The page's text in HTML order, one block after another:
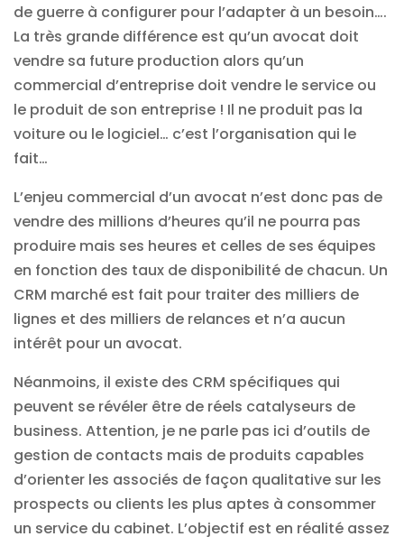
de guerre à configurer pour l’adapter à un besoin….
La très grande différence est qu’un avocat doit
vendre sa future production alors qu’un
commercial d’entreprise doit vendre le service ou
le produit de son entreprise ! Il ne produit pas la
voiture ou le logiciel… c’est l’organisation qui le
fait…
L’enjeu commercial d’un avocat n’est donc pas de
vendre des millions d’heures qu’il ne pourra pas
produire mais ses heures et celles de ses équipes
en fonction des taux de disponibilité de chacun. Un
CRM marché est fait pour traiter des milliers de
lignes et des milliers de relances et n’a aucun
intérêt pour un avocat.
Néanmoins, il existe des CRM spécifiques qui
peuvent se révéler être de réels catalyseurs de
business. Attention, je ne parle pas ici d’outils de
gestion de contacts mais de produits capables
d’orienter les associés de façon qualitative sur les
prospects ou clients les plus aptes à consommer
un service du cabinet. L’objectif est en réalité assez